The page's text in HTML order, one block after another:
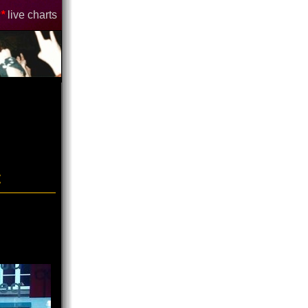
live charts